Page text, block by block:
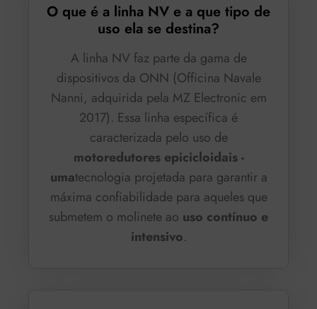
O que é a linha NV e a que tipo de
uso ela se destina?
A linha NV faz parte da gama de
dispositivos da ONN (Officina Navale
Nanni, adquirida pela MZ Electronic em
2017). Essa linha específica é
caracterizada pelo uso de
motoredutores epicicloidais -
umatecnologia projetada para garantir a
máxima confiabilidade para aqueles que
submetem o molinete ao uso contínuo e
intensivo.